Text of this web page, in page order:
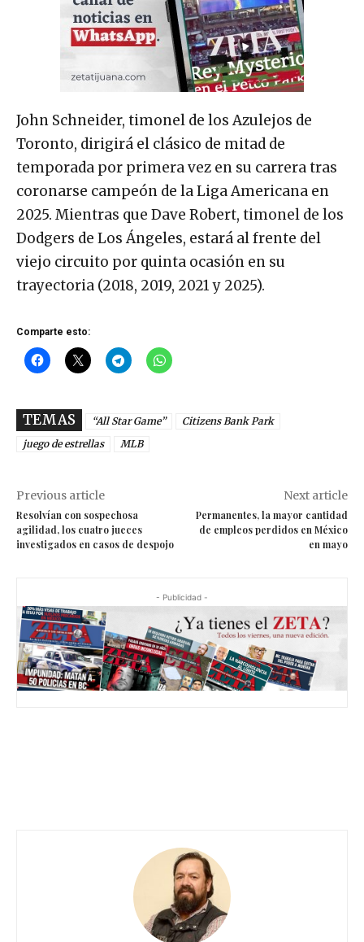
John Schneider, timonel de los Azulejos de
Toronto, dirigirá el clásico de mitad de
temporada por primera vez en su carrera tras
coronarse campeón de la Liga Americana en
2025. Mientras que Dave Robert, timonel de los
Dodgers de Los Ángeles, estará al frente del
viejo circuito por quinta ocasión en su
trayectoria (2018, 2019, 2021 y 2025).
Comparte esto:
TEMAS “All Star Game”
Citizens Bank Park
juego de estrellas
MLB
Previous article
Resolvían con sospechosa
agilidad, los cuatro jueces
investigados en casos de despojo
Next article
Permanentes, la mayor cantidad
de empleos perdidos en México
en mayo
- Publicidad -